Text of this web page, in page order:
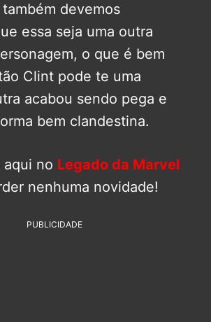
devemos
essa seja uma outra
o que é bem
Clint pode te uma
acabou sendo pega e
bem clandestina.
aqui no Legado da Marvel
nenhuma novidade!
PUBLICIDADE